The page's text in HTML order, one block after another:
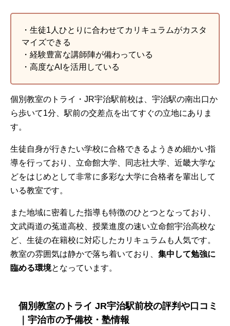
早稲田大学
上智大学
国際基督教大学
東京理科大学
明治大学
青山学院大学
京都大学
神戸大学
大阪府立大学
など
【高校】
松蔭高等学校
関西大倉高等学校
四天王寺高等学校
清教学園高等学校
【中学】
開成中学校
麻布中学校
武蔵中学校
など
※個別教室トライの合格実績
・生徒1人ひとりに合わせてカリキュラムがカスタ
マイズできる
・経験豊富な講師陣が備わっている
・高度なAIを活用している
個別教室のトライ・JR宇治駅前校は、宇治駅の南出口か
ら歩いて1分、駅前の交差点を出てすぐの立地にありま
す。
生徒自身が行きたい学校に合格できるようきめ細かい指
導を行っており、立命館大学、同志社大学、近畿大学な
どをはじめとして非常に多彩な大学に合格者を輩出して
いる教室です。
また地域に密着した指導も特徴のひとつとなっており、
文武両道の菟道高校、授業進度の速い立命館宇治高校な
ど、生徒の在籍校に対応したカリキュラムも人気です。
教室の雰囲気は静かで落ち着いており、 集中して勉強に
臨める環境となっています。
個別教室のトライ JR宇治駅前校の評判や口コミ
｜宇治市の予備校・塾情報